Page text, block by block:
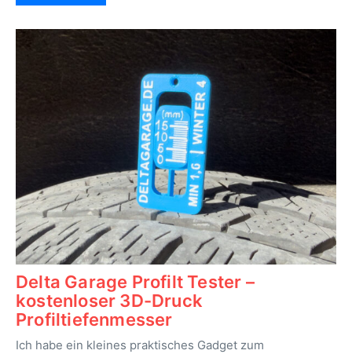
Delta Garage Profilt Tester –
kostenloser 3D-Druck
Profiltiefenmesser
Ich habe ein kleines praktisches Gadget zum